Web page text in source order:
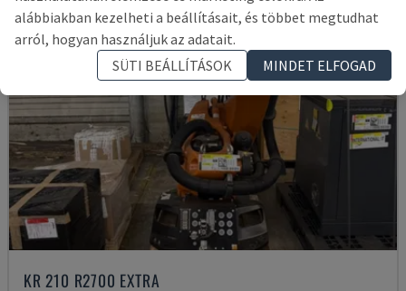
KR 210 R2700 EXTRA
alábbiakban kezelheti a beállításait, és többet megtudhat
arról, hogyan használjuk az adatait.
SÜTI BEÁLLÍTÁSOK
MINDET ELFOGAD